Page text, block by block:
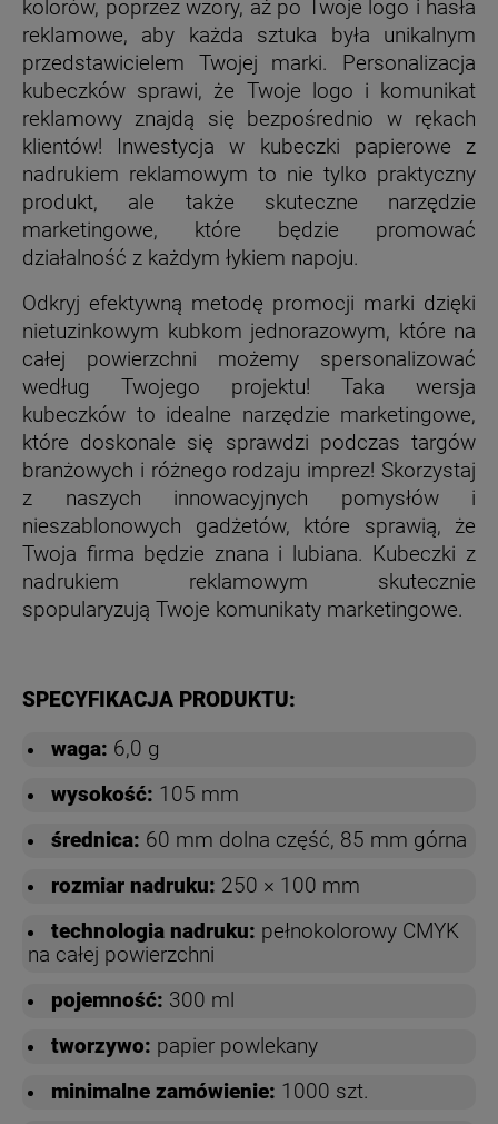
kolorów, poprzez wzory, aż po Twoje logo i hasła
reklamowe, aby każda sztuka była unikalnym
przedstawicielem Twojej marki. Personalizacja
kubeczków sprawi, że Twoje logo i komunikat
reklamowy znajdą się bezpośrednio w rękach
klientów! Inwestycja w kubeczki papierowe z
nadrukiem reklamowym to nie tylko praktyczny
produkt, ale także skuteczne narzędzie
marketingowe, które będzie promować
działalność z każdym łykiem napoju.
Odkryj efektywną metodę promocji marki dzięki
nietuzinkowym kubkom jednorazowym, które na
całej powierzchni możemy spersonalizować
według Twojego projektu! Taka wersja
kubeczków to idealne narzędzie marketingowe,
które doskonale się sprawdzi podczas targów
branżowych i różnego rodzaju imprez! Skorzystaj
z naszych innowacyjnych pomysłów i
nieszablonowych gadżetów, które sprawią, że
Twoja firma będzie znana i lubiana. Kubeczki z
nadrukiem reklamowym skutecznie
spopularyzują Twoje komunikaty marketingowe.
SPECYFIKACJA PRODUKTU:
waga: 6,0 g
wysokość: 105 mm
średnica: 60 mm dolna część, 85 mm górna
rozmiar nadruku: 250 × 100 mm
technologia nadruku: pełnokolorowy CMYK
na całej powierzchni
pojemność: 300 ml
tworzywo: papier powlekany
minimalne zamówienie: 1000 szt.